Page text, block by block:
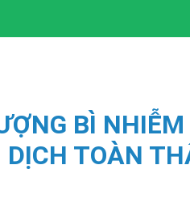
BÌ
TOÀN